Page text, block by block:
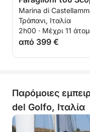
6 άτομα)
Marina di
Τράπανι, Ιταλία
2h00 · Μέχρι 11
από 399 €
Παρόμοιες
del Golfo, Ιταλία